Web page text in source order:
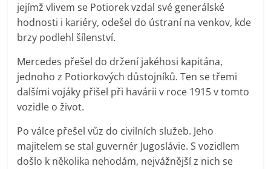
jejímž vlivem se Potiorek vzdal své generálské
hodnosti i kariéry, odešel do ústraní na venkov, kde
brzy podlehl šílenství.
Mercedes přešel do držení jakéhosi kapitána,
jednoho z Potiorkových důstojníků. Ten se třemi
dalšími vojáky přišel při havárii v roce 1915 v tomto
vozidle o život.
Po válce přešel vůz do civilních služeb. Jeho
majitelem se stal guvernér Jugoslávie. S vozidlem
došlo k několika nehodám, nejvážnější z nich se